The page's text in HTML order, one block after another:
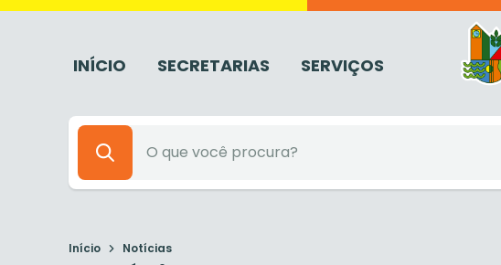
INÍCIO SECRETARIAS SERVIÇOS
Início Notícias